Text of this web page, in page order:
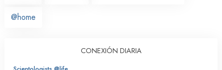
@home
CONEXIÓN DIARIA